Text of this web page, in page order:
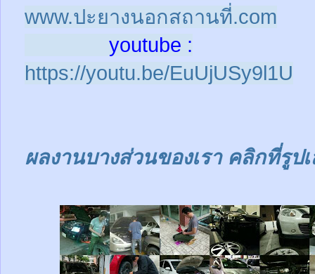
www.ปะยางนอกสถานที่.com
youtube :
https://youtu.be/EuUjUSy9l1U
ผลงานบางส่วนของเรา คลิกที่รูป